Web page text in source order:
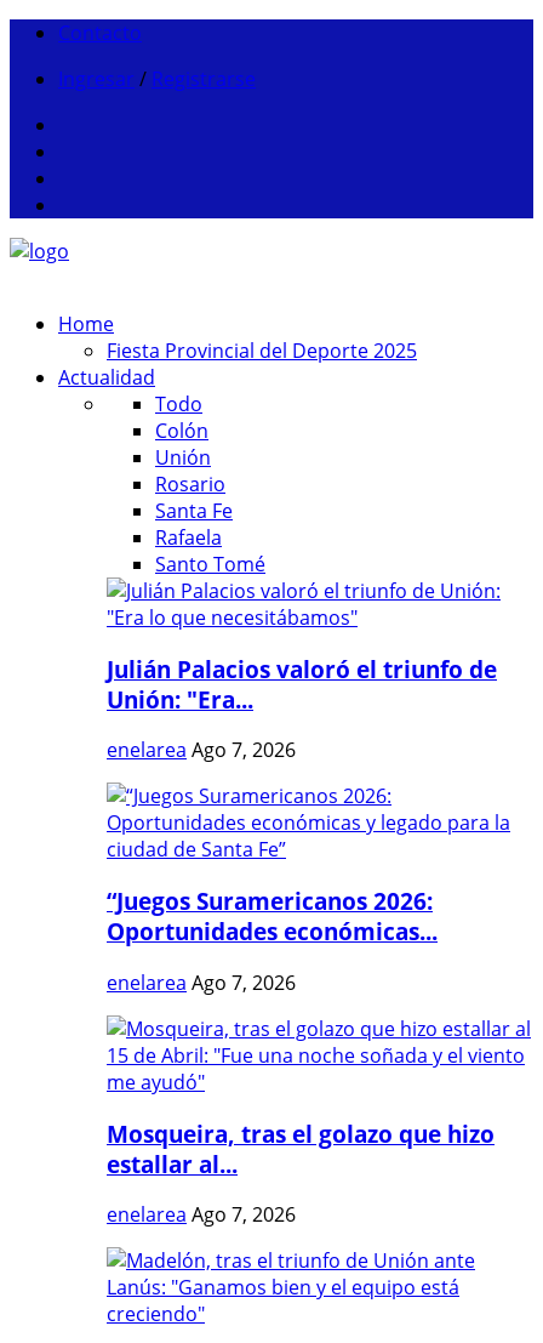
Contacto
Ingresar / Registrarse
Home
Fiesta Provincial del Deporte 2025
Actualidad
Todo
Colón
Unión
Rosario
Santa Fe
Rafaela
Santo Tomé
Julián Palacios valoró el triunfo de
Unión: "Era...
enelarea Ago 7, 2026
“Juegos Suramericanos 2026:
Oportunidades económicas...
enelarea Ago 7, 2026
Mosqueira, tras el golazo que hizo
estallar al...
enelarea Ago 7, 2026